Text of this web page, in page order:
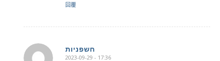
回覆
חשפניות
2023-09-29 - 17:36